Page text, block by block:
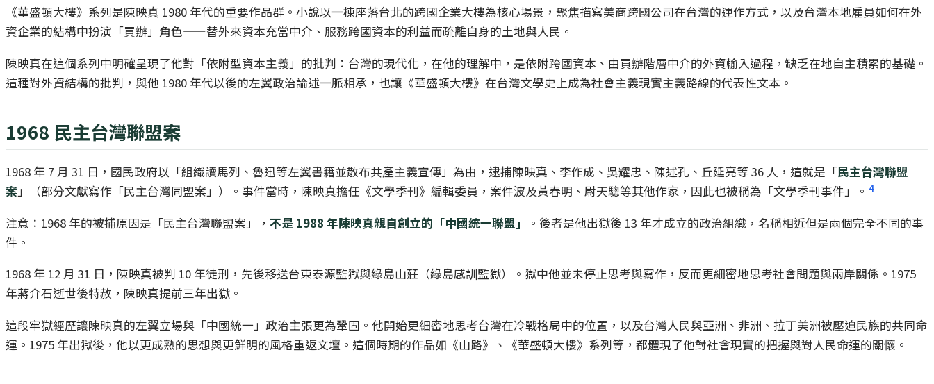
《華盛頓大樓》系列是陳映真 1980 年代的重要作品群。小說以一棟座落台北的跨國企業大樓為核心場景，聚焦描寫美商跨國公司在台灣的運作方式，以及台灣本地雇員如何在外
資企業的結構中扮演「買辦」角色——替外來資本充當中介、服務跨國資本的利益而疏離自身的土地與人民。
陳映真在這個系列中明確呈現了他對「依附型資本主義」的批判：台灣的現代化，在他的理解中，是依附跨國資本、由買辦階層中介的外資輸入過程，缺乏在地自主積累的基礎。
這種對外資結構的批判，與他 1980 年代以後的左翼政治論述一脈相承，也讓《華盛頓大樓》在台灣文學史上成為社會主義現實主義路線的代表性文本。
1968 民主台灣聯盟案
1968 年 7 月 31 日，國民政府以「組織讀馬列、魯迅等左翼書籍並散布共產主義宣傳」為由，逮捕陳映真、李作成、吳耀忠、陳述孔、丘延亮等 36 人，這就是「民主台灣聯盟
案」（部分文獻寫作「民主台灣同盟案」）。事件當時，陳映真擔任《文學季刊》編輯委員，案件波及黃春明、尉天驄等其他作家，因此也被稱為「文學季刊事件」。 4
注意：1968 年的被捕原因是「民主台灣聯盟案」， 不是 1988 年陳映真親自創立的「中國統一聯盟」
。後者是他出獄後 13 年才成立的政治組織，名稱相近但是兩個完全不同的事
件。
1968 年 12 月 31 日，陳映真被判 10 年徒刑，先後移送台東泰源監獄與綠島山莊（綠島感訓監獄）。獄中他並未停止思考與寫作，反而更細密地思考社會問題與兩岸關係。1975
年蔣介石逝世後特赦，陳映真提前三年出獄。
這段牢獄經歷讓陳映真的左翼立場與「中國統一」政治主張更為鞏固。他開始更細密地思考台灣在冷戰格局中的位置，以及台灣人民與亞洲、非洲、拉丁美洲被壓迫民族的共同命
運。1975 年出獄後，他以更成熟的思想與更鮮明的風格重返文壇。這個時期的作品如《山路》、《華盛頓大樓》系列等，都體現了他對社會現實的把握與對人民命運的關懷。